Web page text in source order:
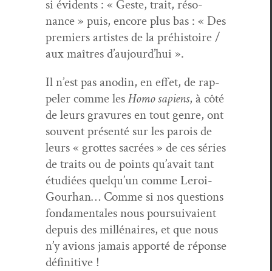
si évi­dents : « Geste, trait, réso­
nance » puis, encore plus bas : « Des
pre­miers artistes de la préhis­toire /
aux maîtres d’aujourd’hui ».
Il n’est pas anodin, en effet, de rap­
pel­er comme lesHomo sapi­ens, à côté
de leurs gravures en tout genre, ont
sou­vent présen­té sur les parois de
leurs « grottes sacrées » de ces séries
de traits ou de points qu’avait tant
étudiées quelqu’un comme Leroi-
Gourhan… Comme si nos ques­tions
fon­da­men­tales nous pour­suiv­aient
depuis des mil­lé­naires, et que nous
n’y avions jamais apporté de réponse
définitive !